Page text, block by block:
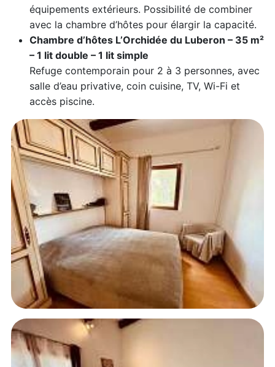
équipements extérieurs. Possibilité de combiner
avec la chambre d’hôtes pour élargir la capacité.
Chambre d’hôtes L’Orchidée du Luberon – 35 m²
– 1 lit double – 1 lit simple
Refuge contemporain pour 2 à 3 personnes, avec
salle d’eau privative, coin cuisine, TV, Wi-Fi et
accès piscine.